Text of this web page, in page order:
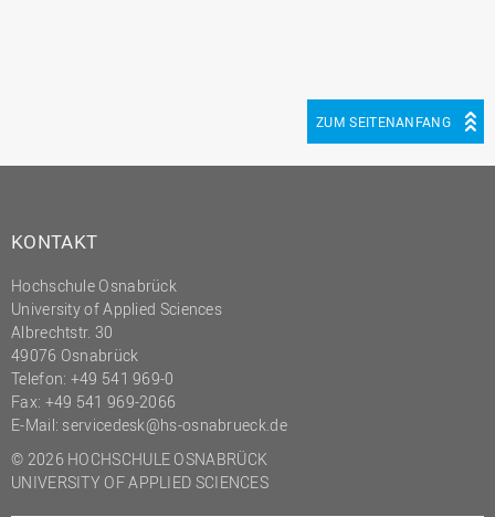
ZUM SEITENANFANG
KONTAKT
Hochschule Osnabrück
University of Applied Sciences
Albrechtstr. 30
49076 Osnabrück
Telefon: +49 541 969-0
Fax: +49 541 969-2066
E-Mail: servicedesk@hs-osnabrueck.de
© 2026 HOCHSCHULE OSNABRÜCK
UNIVERSITY OF APPLIED SCIENCES